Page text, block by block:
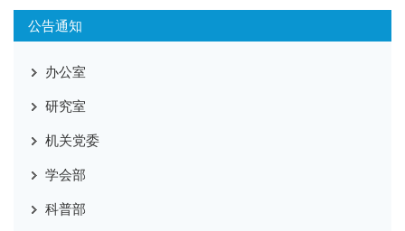
公告通知
办公室
研究室
机关党委
学会部
科普部